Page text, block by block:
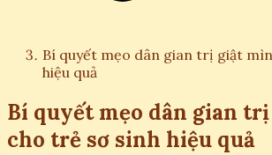
Bí quyết mẹo dân gian trị giật
hiệu quả
Bí quyết mẹo dân gian
cho trẻ sơ sinh hiệu quả